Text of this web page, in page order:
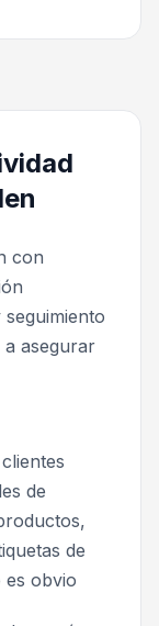
con
a asegurar
de
de
es obvio